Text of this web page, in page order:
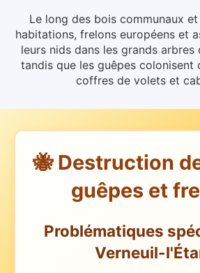
Le long des bois communaux
habitations, frelons européens et
leurs nids dans les grands arbres
tandis que les guêpes colonisent
coffres de volets et
🐝 Destruction
guêpes et
Problématiques
Verneuil-